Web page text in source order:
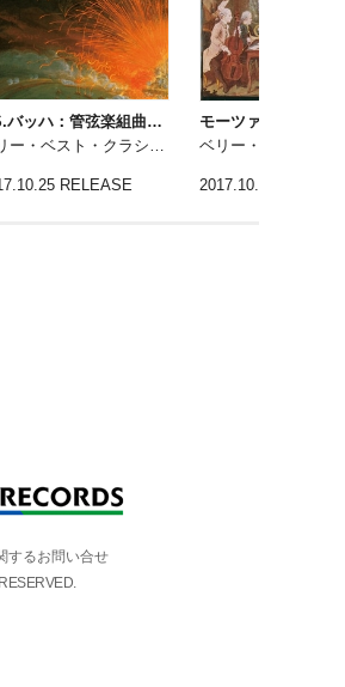
J.S.バッハ：管弦楽組曲（全曲）
RELEASE 2017.10.25
するお問い合せ